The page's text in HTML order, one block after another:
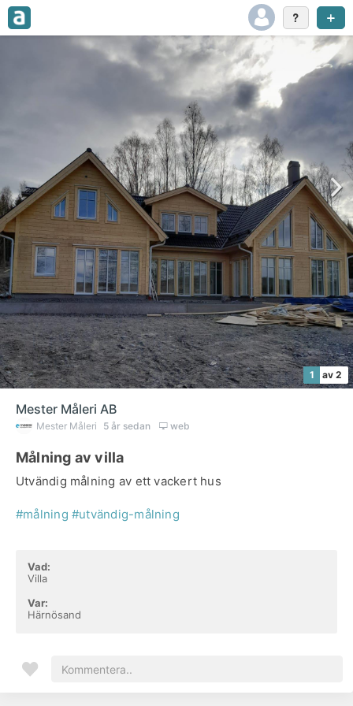
1 av 2
Mester Måleri AB
Mester Måleri 5 år sedan web
Målning av villa
Utvändig målning av ett vackert hus
#målning #utvändig-målning
Vad:
Villa
Var:
Härnösand